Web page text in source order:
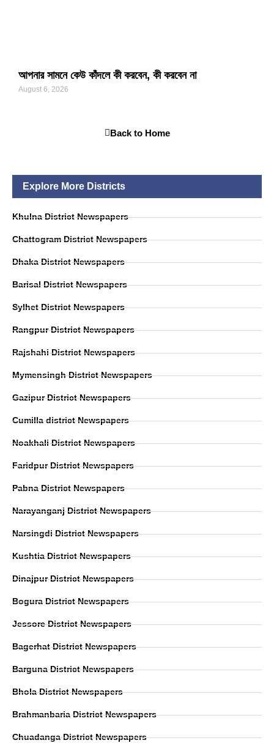
আপনার সামনে কেউ কাঁদলে কী করবেন, কী করবেন না
August 6, 2026
Back to Home
Explore More Districts
Khulna District Newspapers
Chattogram District Newspapers
Dhaka District Newspapers
Barisal District Newspapers
Sylhet District Newspapers
Rangpur District Newspapers
Rajshahi District Newspapers
Mymensingh District Newspapers
Gazipur District Newspapers
Cumilla district Newspapers
Noakhali District Newspapers
Faridpur District Newspapers
Pabna District Newspapers
Narayanganj District Newspapers
Narsingdi District Newspapers
Kushtia District Newspapers
Dinajpur District Newspapers
Bogura District Newspapers
Jessore District Newspapers
Bagerhat District Newspapers
Barguna District Newspapers
Bhola District Newspapers
Brahmanbaria District Newspapers
Chuadanga District Newspapers